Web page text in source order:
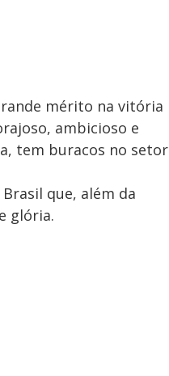
mérito na vitória
ambicioso e
tem buracos no setor
que, além da
glória.